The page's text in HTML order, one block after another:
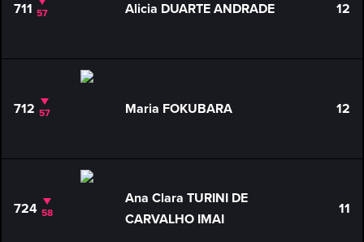
711 57 Alicia DUARTE ANDRADE 12
712 57 Maria FOKUBARA 12
724 58
Ana Clara TURINI DE
CARVALHO IMAI
11